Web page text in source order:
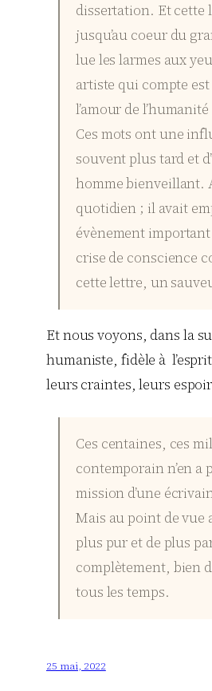
dissertation. Et cette
jusqu’au coeur du
lue les larmes aux
artiste qui compte
l’amour de
Ces mots ont une
souvent plus tard et
homme bienveillant.
quotidien ; il avait
évènement
crise de conscience
cette lettre, un
Et nous voyons, dans la
humaniste, fidèle à
leurs craintes, leurs
Ces centaines, ces
contemporain n’en
mission d’une
Mais au point de vue
plus pur et de plus
complètement, bien
tous les temps.
25 mai, 2022